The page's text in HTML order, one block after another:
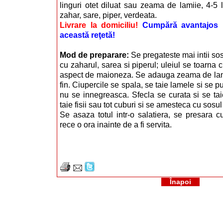
linguri otet diluat sau zeama de lamiie, 4-5
zahar, sare, piper, verdeata.
Livrare la domiciliu! Cumpără avantajos
această reţetă!
Mod de preparare: Se pregateste mai intii
cu zaharul, sarea si piperul; uleiul se toarna
aspect de maioneza. Se adauga zeama de
fin. Ciupercile se spala, se taie lamele si se
nu se innegreasca. Sfecla se curata si se
taie fisii sau tot cuburi si se amesteca cu
Se asaza totul intr-o salatiera, se presara
rece o ora inainte de a fi servita.
Înapoi